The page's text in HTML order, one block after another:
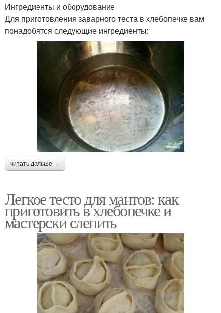
Ингредиенты и оборудование
Для приготовления заварного теста в хлебопечке вам
понадобятся следующие ингредиенты:
читать дальше →
Легкое тесто для мантов: как
приготовить в хлебопечке и
мастерски слепить